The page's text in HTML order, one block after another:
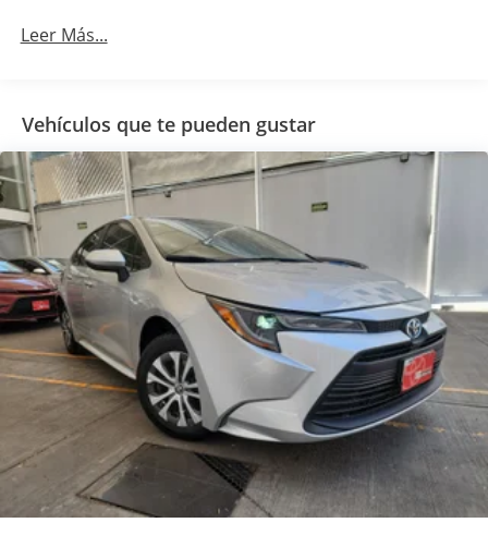
Leer Más...
Vehículos que te pueden gustar